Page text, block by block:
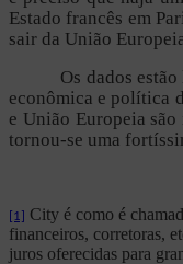
Estado francês em
sair da União
Os dados
econômica e política
e União Europeia
tornou-se uma
[1] City é como é
financeiros, corretoras,
juros oferecidas para